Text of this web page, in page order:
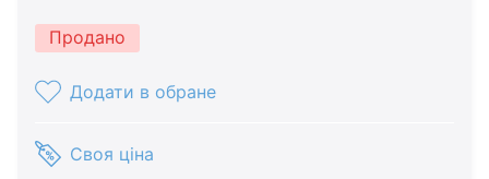
Продано
Додати в обране
Своя ціна